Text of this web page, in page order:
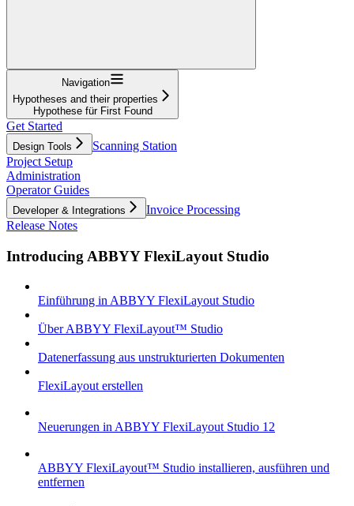
Navigation
Hypotheses and their properties
Hypothese für First Found
Get Started
Design Tools
Scanning Station
Project Setup
Administration
Operator Guides
Developer & Integrations
Invoice Processing
Release Notes
Introducing ABBYY FlexiLayout Studio
Einführung in ABBYY FlexiLayout Studio
Über ABBYY FlexiLayout™ Studio
Datenerfassung aus unstrukturierten Dokumenten
FlexiLayout erstellen
Neuerungen in ABBYY FlexiLayout Studio 12
ABBYY FlexiLayout™ Studio installieren, ausführen und
entfernen